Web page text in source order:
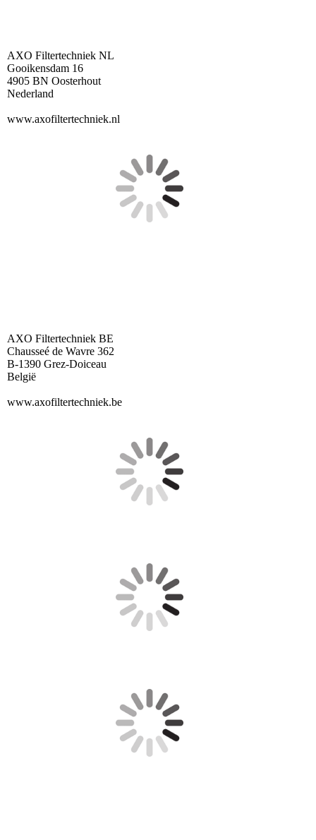
AXO Filtertechniek NL
Gooikensdam 16
4905 BN Oosterhout
Nederland
www.axofiltertechniek.nl
AXO Filtertechniek BE
Chausseé de Wavre 362
B-1390 Grez-Doiceau
België
www.axofiltertechniek.be